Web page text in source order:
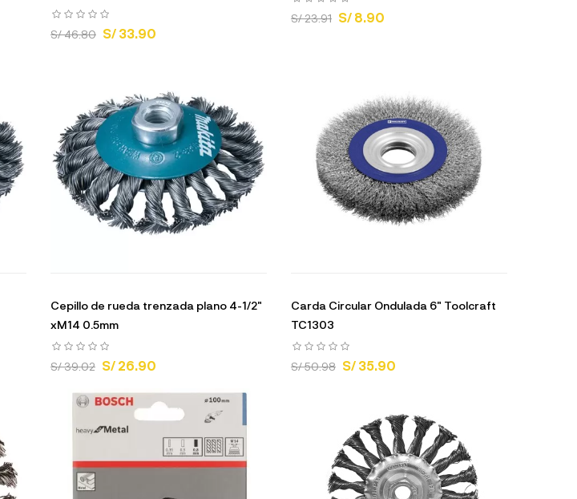
S/ 46.80 S/ 33.90
S/ 23.91 S/ 8.90
Cepillo de rueda trenzada plano 4-1/2"
xM14 0.5mm
S/ 39.02 S/ 26.90
Carda Circular Ondulada 6" Toolcraft
TC1303
S/ 50.98 S/ 35.90